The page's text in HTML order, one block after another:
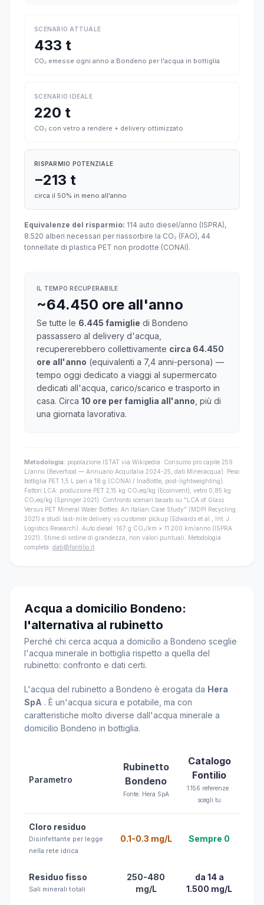
SCENARIO ATTUALE
433 t
CO₂ emesse ogni anno a Bondeno per l'acqua in bottiglia
SCENARIO IDEALE
220 t
CO₂ con vetro a rendere + delivery ottimizzato
RISPARMIO POTENZIALE
−213 t
circa il 50% in meno all'anno
Equivalenze del risparmio: 114 auto diesel/anno (ISPRA),
8.520 alberi necessari per riassorbire la CO₂ (FAO), 44
tonnellate di plastica PET non prodotte (CONAI).
IL TEMPO RECUPERABILE
~64.450 ore all'anno
Se tutte le 6.445 famiglie di Bondeno
passassero al delivery d'acqua,
recupererebbero collettivamente circa 64.450
ore all'anno (equivalenti a 7,4 anni-persona) —
tempo oggi dedicato a viaggi al supermercato
dedicati all'acqua, carico/scarico e trasporto in
casa. Circa 10 ore per famiglia all'anno , più di
una giornata lavorativa.
Metodologia: popolazione ISTAT via Wikipedia. Consumo pro capite 259
L/anno (Beverfood — Annuario Acquitalia 2024-25, dati Mineracqua). Peso
bottiglia PET 1,5 L pari a 18 g (CONAI / InaBottle, post-lightweighting).
Fattori LCA: produzione PET 2,15 kg CO₂eq/kg (Ecoinvent), vetro 0,85 kg
CO₂eq/kg (Springer 2021). Confronto scenari basato su "LCA of Glass
Versus PET Mineral Water Bottles: An Italian Case Study" (MDPI Recycling
2021) e studi last-mile delivery vs customer pickup (Edwards et al., Int. J.
Logistics Research). Auto diesel: 167 g CO₂/km × 11.200 km/anno (ISPRA
2021). Stime di ordine di grandezza, non valori puntuali. Metodologia
completa: dati@fontilio.it
Acqua a domicilio Bondeno:
l'alternativa al rubinetto
Perché chi cerca acqua a domicilio a Bondeno sceglie
l'acqua minerale in bottiglia rispetto a quella del
rubinetto: confronto e dati certi.
L'acqua del rubinetto a Bondeno è erogata da Hera
SpA . È un'acqua sicura e potabile, ma con
caratteristiche molto diverse dall'acqua minerale a
domicilio Bondeno in bottiglia.
Parametro
Rubinetto
Bondeno
Fonte: Hera SpA
Catalogo
Fontilio
1.156 referenze ·
scegli tu
Cloro residuo
Disinfettante per legge
nella rete idrica
0.1-0.3 mg/L Sempre 0
Residuo fisso
Sali minerali totali
250-480
mg/L
da 14 a
1.500 mg/L